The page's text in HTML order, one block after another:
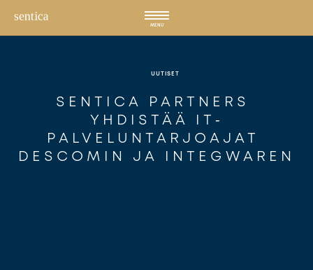
sisältöön
MENU
SENTICA PARTNERS
YHDISTÄÄ IT‐
PALVELUNTARJOAJAT
DESCOMIN JA INTEGWAREN
UUTISET